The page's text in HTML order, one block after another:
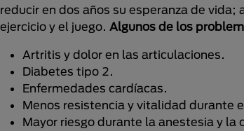
reducir en dos años su esperanza de
ejercicio y el juego. Algunos de los
Artritis y dolor en las articulaciones.
Diabetes tipo 2.
Enfermedades cardíacas.
Menos resistencia y vitalidad durante
Mayor riesgo durante la anestesia y la